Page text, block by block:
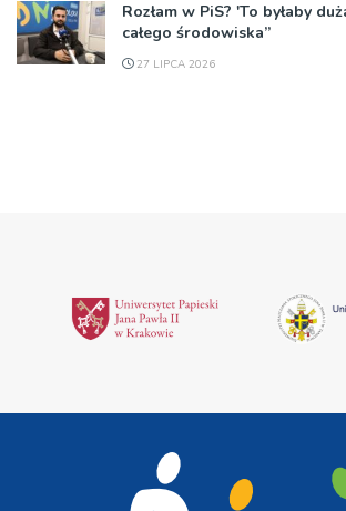
Rozłam w PiS? 'To byłaby
całego środowiska”
27 LIPCA 2026